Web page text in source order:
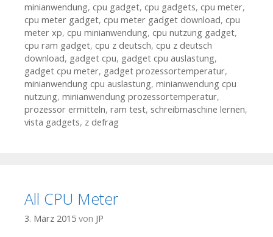
minianwendung, cpu gadget, cpu gadgets, cpu meter,
cpu meter gadget, cpu meter gadget download, cpu
meter xp, cpu minianwendung, cpu nutzung gadget,
cpu ram gadget, cpu z deutsch, cpu z deutsch
download, gadget cpu, gadget cpu auslastung,
gadget cpu meter, gadget prozessortemperatur,
minianwendung cpu auslastung, minianwendung cpu
nutzung, minianwendung prozessortemperatur,
prozessor ermitteln, ram test, schreibmaschine lernen,
vista gadgets, z defrag
All CPU Meter
3. März 2015 von JP